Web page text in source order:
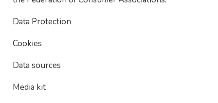
Data Protection
Cookies
Data sources
Media kit